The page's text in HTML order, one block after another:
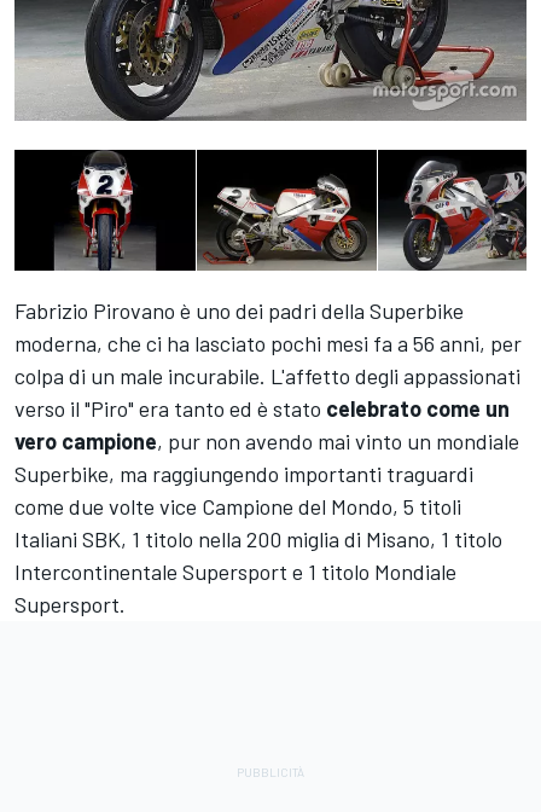
Fabrizio Pirovano è uno dei padri della Superbike
moderna, che ci ha lasciato pochi mesi fa a 56 anni, per
colpa di un male incurabile. L'affetto degli appassionati
verso il "Piro" era tanto ed è stato celebrato come un
vero campione, pur non avendo mai vinto un mondiale
Superbike, ma raggiungendo importanti traguardi
come due volte vice Campione del Mondo, 5 titoli
Italiani SBK, 1 titolo nella 200 miglia di Misano, 1 titolo
Intercontinentale Supersport e 1 titolo Mondiale
Supersport.